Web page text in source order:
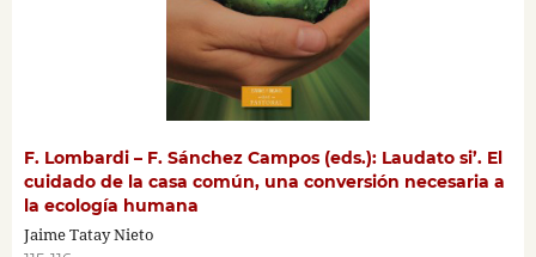
F. Lombardi – F. Sánchez Campos (eds.): Laudato si’. El
cuidado de la casa común, una conversión necesaria a
la ecología humana
Jaime Tatay Nieto